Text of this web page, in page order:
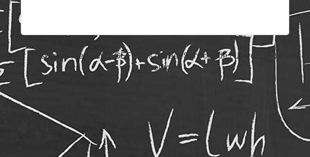
Un service offert par l'AGEF et les Career Services de l'Université de
Fribourg